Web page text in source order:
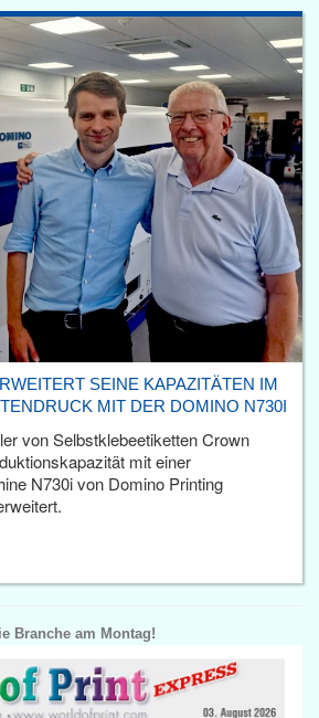
SEINE KAPAZITÄTEN IM
MIT DER DOMINO N730I
von Selbstklebeetiketten Crown
mit einer
N730i von Domino Printing
Branche am Montag!